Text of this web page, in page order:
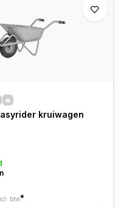
kruiwagen
btw*